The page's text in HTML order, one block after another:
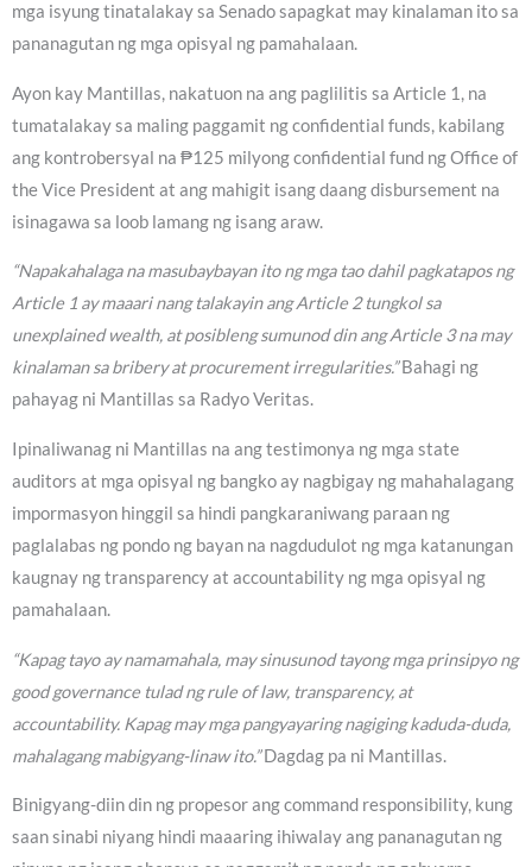
mga isyung tinatalakay sa Senado sapagkat may kinalaman ito sa
pananagutan ng mga opisyal ng pamahalaan.
Ayon kay Mantillas, nakatuon na ang paglilitis sa Article 1, na
tumatalakay sa maling paggamit ng confidential funds, kabilang
ang kontrobersyal na ₱125 milyong confidential fund ng Office of
the Vice President at ang mahigit isang daang disbursement na
isinagawa sa loob lamang ng isang araw.
“Napakahalaga na masubaybayan ito ng mga tao dahil pagkatapos ng
Article 1 ay maaari nang talakayin ang Article 2 tungkol sa
unexplained wealth, at posibleng sumunod din ang Article 3 na may
kinalaman sa bribery at procurement irregularities.”Bahagi ng
pahayag ni Mantillas sa Radyo Veritas.
Ipinaliwanag ni Mantillas na ang testimonya ng mga state
auditors at mga opisyal ng bangko ay nagbigay ng mahahalagang
impormasyon hinggil sa hindi pangkaraniwang paraan ng
paglalabas ng pondo ng bayan na nagdudulot ng mga katanungan
kaugnay ng transparency at accountability ng mga opisyal ng
pamahalaan.
“Kapag tayo ay namamahala, may sinusunod tayong mga prinsipyo ng
good governance tulad ng rule of law, transparency, at
accountability. Kapag may mga pangyayaring nagiging kaduda-duda,
mahalagang mabigyang-linaw ito.”Dagdag pa ni Mantillas.
Binigyang-diin din ng propesor ang command responsibility, kung
saan sinabi niyang hindi maaaring ihiwalay ang pananagutan ng